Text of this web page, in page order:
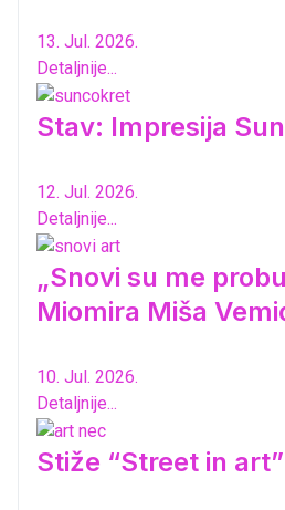
13. Jul. 2026.
Detaljnije...
Stav: Impresija
12. Jul. 2026.
Detaljnije...
„Snovi su me
Miomira Miša
10. Jul. 2026.
Detaljnije...
Stiže “Street in art”